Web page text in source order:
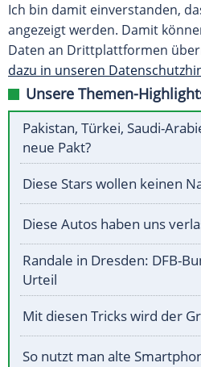
Ich bin damit einverstanden,
angezeigt werden. Damit
Daten an Drittplattformen
dazu in unseren
Unsere Themen-
Pakistan, Türkei, Saudi-
neue Pakt?
Diese Stars wollen keinen
Diese Autos haben uns
Randale in Dresden: DFB-
Urteil
Mit diesen Tricks wird der
So nutzt man alte